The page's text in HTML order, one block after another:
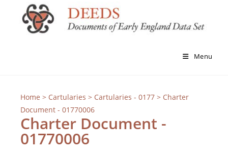
Menu
Home > Cartularies > Cartularies - 0177> Charter
Document - 01770006
Charter Document -
01770006